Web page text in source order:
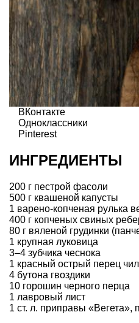
ВКонтакте
Одноклассники
Pinterest
ИНГРЕДИЕНТЫ
200 г пестрой фасоли
500 г квашеной капусты
1 варено-копченая рулька
400 г копченых свиных
80 г вяленой грудинки
1 крупная луковица
3–4 зубчика чеснока
1 красный острый перец
4 бутона гвоздики
10 горошин черного перца
1 лавровый лист
1 ст. л. приправы «Вегета»,